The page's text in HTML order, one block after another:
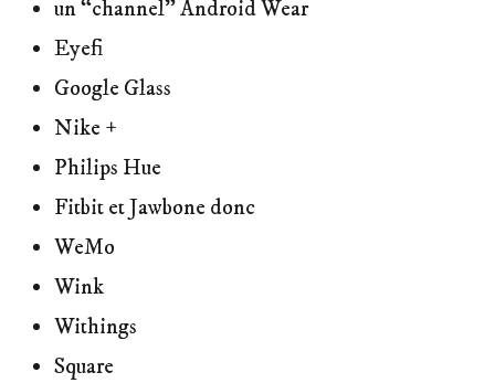
un “channel” Android Wear
Eyefi
Google Glass
Nike +
Philips Hue
Fitbit et Jawbone donc
WeMo
Wink
Withings
Square